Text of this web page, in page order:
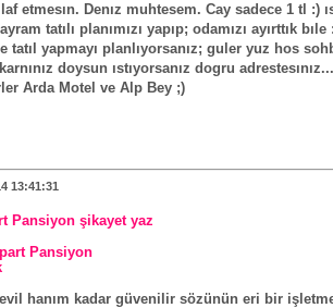
etmesın. Denız muhtesem. Cay sadece 1 tl :)
tatılı planımızı yapıp; odamızı ayırttık bıle
tatıl yapmayı planlıyorsanız; guler yuz hos
doysun ıstıyorsanız dogru
Arda Motel ve Alp Bey ;)
13:41:31
Pansiyon şikayet yaz
Pansiyon
hanım kadar güvenilir sözünün eri bir